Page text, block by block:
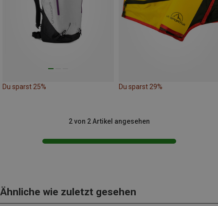
Du sparst 25% Du sparst 29%
2 von 2 Artikel angesehen
Ähnliche wie zuletzt gesehen